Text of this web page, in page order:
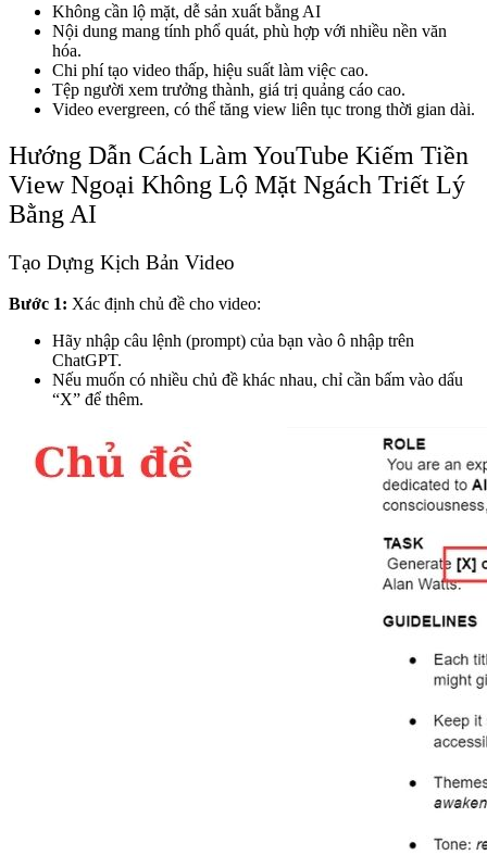
Không cần lộ mặt, dễ sản xuất bằng AI
Nội dung mang tính phổ quát, phù hợp với nhiều nền văn
hóa.
Chi phí tạo video thấp, hiệu suất làm việc cao.
Tệp người xem trưởng thành, giá trị quảng cáo cao.
Video evergreen, có thể tăng view liên tục trong thời gian dài.
Hướng Dẫn Cách Làm YouTube Kiếm Tiền
View Ngoại Không Lộ Mặt Ngách Triết Lý
Bằng AI
Tạo Dựng Kịch Bản Video
Bước 1: Xác định chủ đề cho video:
Hãy nhập câu lệnh (prompt) của bạn vào ô nhập trên
ChatGPT.
Nếu muốn có nhiều chủ đề khác nhau, chỉ cần bấm vào dấu
“X” để thêm.